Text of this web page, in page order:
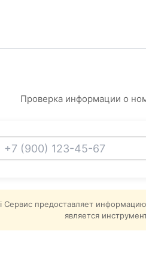
Проверка информации о
ℹ️ Сервис предоставляет
является